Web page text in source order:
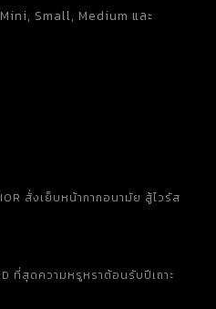
Small, Medium และ
สั่งเย็บหน้ากากอนามัย สู้ไวรัส
ที่สุดความหรูหราต้อนรับปีเถาะ